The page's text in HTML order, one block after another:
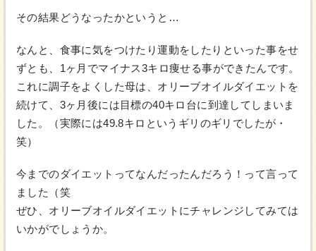
その結果どうなったかというと…
なんと、食事に気をつけたり運動をしたりといった事をせ
ずとも、1ヶ月でマイナス3キロ痩せる事ができたんです。
これに調子をよくした母は、オリーブオイルダイエットを
続けて、3ヶ月後には目標の40キロ台に到達してしまいま
した。（実際には49.8キロというギリのギリでしたが・
笑）
今までのダイエットってなんだったんだろう！って言って
ました（笑
ぜひ、オリーブオイルダイエットにチャレンジしてみては
いかがでしょうか。